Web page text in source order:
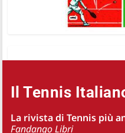
Il Tennis
La rivista di Tennis più
Fandango Libri